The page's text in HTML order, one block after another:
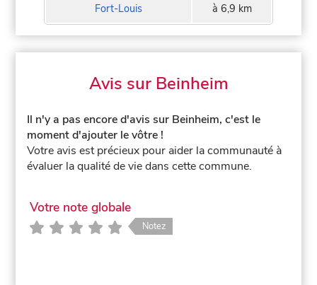
Fort-Louis à 6,9 km
Avis sur Beinheim
Il n'y a pas encore d'avis sur Beinheim, c'est le
moment d'ajouter le vôtre !
Votre avis est précieux pour aider la communauté à
évaluer la qualité de vie dans cette commune.
Votre note globale
Notez